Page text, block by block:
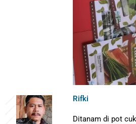
Rifki
Ditanam di pot